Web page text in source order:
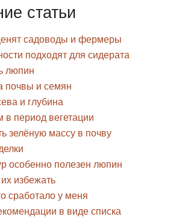
статьи
садоводы и фермеры
подходят для сидерата
люпин
почвы и семян
и глубина
в период вегетации
зелёную массу в почву
особенно полезен люпин
избежать
сработало у меня
в виде списка